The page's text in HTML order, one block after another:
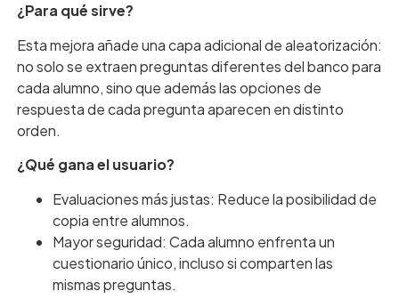
¿Para qué sirve?
Esta mejora añade una capa adicional de aleatorización:
no solo se extraen preguntas diferentes del banco para
cada alumno, sino que además las opciones de
respuesta de cada pregunta aparecen en distinto
orden.
¿Qué gana el usuario?
Evaluaciones más justas: Reduce la posibilidad de
copia entre alumnos.
Mayor seguridad: Cada alumno enfrenta un
cuestionario único, incluso si comparten las
mismas preguntas.